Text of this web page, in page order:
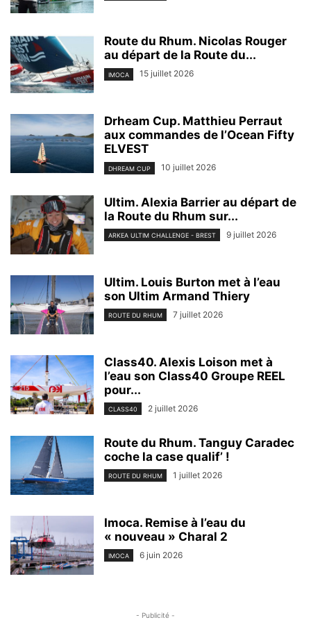
Route du Rhum. Nicolas Rouger
au départ de la Route du...
IMOCA 15 juillet 2026
Drheam Cup. Matthieu Perraut
aux commandes de l’Ocean Fifty
ELVEST
DHREAM CUP 10 juillet 2026
Ultim. Alexia Barrier au départ de
la Route du Rhum sur...
ARKEA ULTIM CHALLENGE - BREST 9 juillet 2026
Ultim. Louis Burton met à l’eau
son Ultim Armand Thiery
ROUTE DU RHUM 7 juillet 2026
Class40. Alexis Loison met à
l’eau son Class40 Groupe REEL
pour...
CLASS40 2 juillet 2026
Route du Rhum. Tanguy Caradec
coche la case qualif’ !
ROUTE DU RHUM 1 juillet 2026
Imoca. Remise à l’eau du
« nouveau » Charal 2
IMOCA 6 juin 2026
- Publicité -